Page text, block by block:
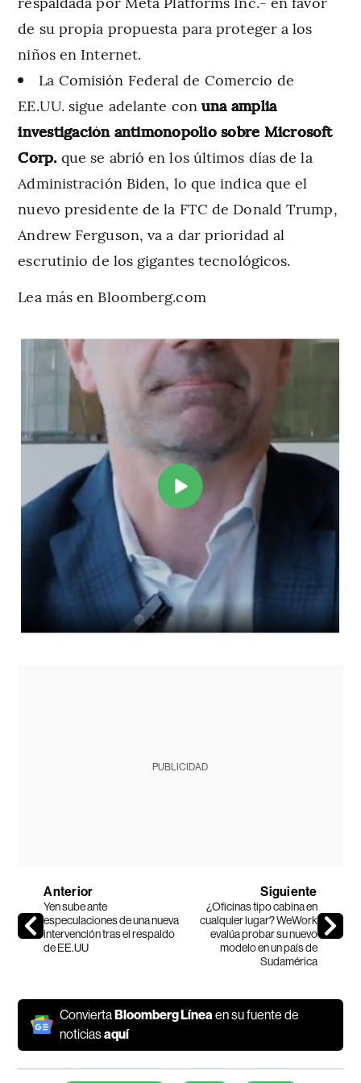
de su propia propuesta para proteger a los
niños en Internet.
La Comisión Federal de Comercio de
EE.UU. sigue adelante con una amplia
investigación antimonopolio sobre Microsoft
Corp. que se abrió en los últimos días de la
Administración Biden, lo que indica que el
nuevo presidente de la FTC de Donald Trump,
Andrew Ferguson, va a dar prioridad al
escrutinio de los gigantes tecnológicos.
Lea más en Bloomberg.com
PUBLICIDAD
Anterior
Yen sube ante
especulaciones de una nueva
intervención tras el respaldo
de EE.UU
Siguiente
¿Oficinas tipo cabina en
cualquier lugar? WeWork
evalúa probar su nuevo
modelo en un país de
Sudamérica
ConviertaBloomberg Línea en su fuente de
noticiasaquí